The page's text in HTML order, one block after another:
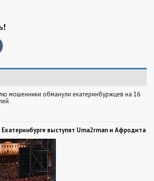
мошенники обманули екатеринбуржцев на 16
выступят Uma2rman и Афродита